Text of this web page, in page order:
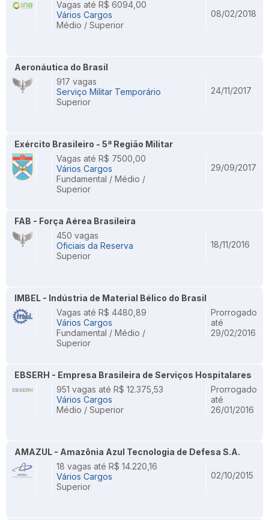
Vagas até R$ 6094,00
Vários Cargos
Médio / Superior
08/02/2018
Aeronáutica do Brasil
917 vagas
Serviço Militar Temporário
Superior
24/11/2017
Exército Brasileiro - 5ª Região Militar
Vagas até R$ 7500,00
Vários Cargos
Fundamental / Médio /
Superior
29/09/2017
FAB - Força Aérea Brasileira
450 vagas
Oficiais da Reserva
Superior
18/11/2016
IMBEL - Indústria de Material Bélico do Brasil
Vagas até R$ 4480,89
Vários Cargos
Fundamental / Médio /
Superior
Prorrogado
até
29/02/2016
EBSERH - Empresa Brasileira de Serviços Hospitalares
951 vagas até R$ 12.375,53
Vários Cargos
Médio / Superior
Prorrogado
até
26/01/2016
AMAZUL - Amazônia Azul Tecnologia de Defesa S.A.
18 vagas até R$ 14.220,16
Vários Cargos
Superior
02/10/2015